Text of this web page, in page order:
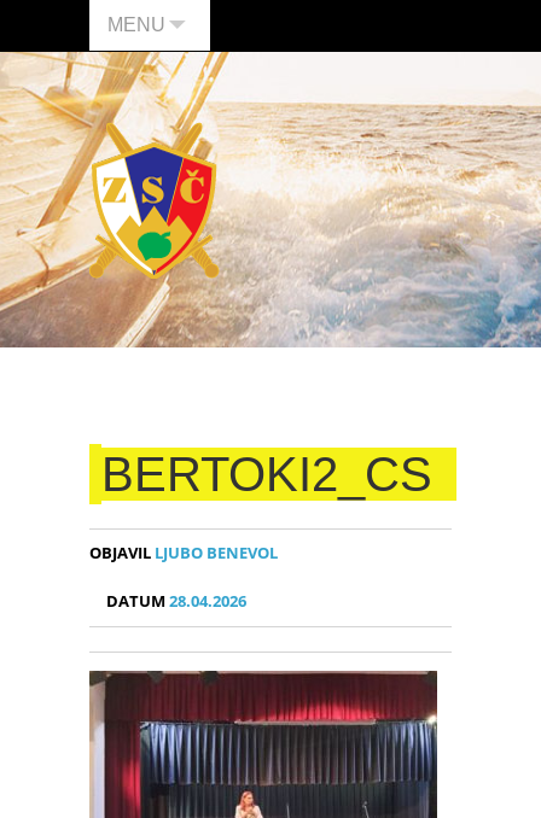
MENU
BERTOKI2_CS
OBJAVIL LJUBO BENEVOL
DATUM28.04.2026